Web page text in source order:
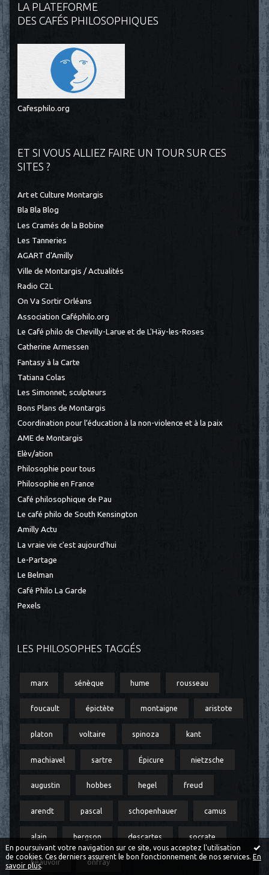
En poursuivant votre navigation sur ce site, vous acceptez l'utilisation
de cookies. Ces derniers assurent le bon fonctionnement de nos services. En
savoir plus.
LA PLATEFORME
DES CAFÉS PHILOSOPHIQUES
Cafesphilo.org
ET SI VOUS ALLIEZ FAIRE UN TOUR SUR CES
SITES ?
Art et Culture Montargis
Bla Bla Blog
Les Cramés de la Bobine
Les Tanneries
AGART d'Amilly
Ville de Montargis / Actualités
Radio C2L
On Va Sortir Orléans
Association Caféphilo.org
Le Café philo de Chevilly-Larue et de L'Häy-les-Roses
Catherine Armessen
Fantasy à la Carte
Tatiana Colas
Les Simonnet, sculpteurs
Bons Plans de Montargis
Coordination pour l’éducation à la non-violence et à la paix
AME de Montargis
Elèv/ation
Philosophie pour tous
Philosophie en France
Café philosophique de Pau
Le café philo de South Kensington
Amilly Actu
La vraie vie c'est aujourd'hui
Le-Partage
Le Belman
Café Philo La Garde
Pexels
LES PHILOSOPHES TAGGÉS
marx sénèque hume rousseau
foucault épictète montaigne aristote
platon voltaire spinoza kant
machiavel sartre Épicure nietzsche
augustin hobbes hegel freud
arendt pascal schopenhauer camus
alain bergson descartes socrate
beauvoir onfray